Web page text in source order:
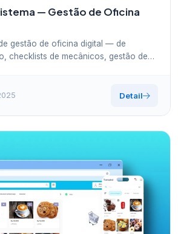
— Gestão de Oficina
gestão de oficina digital — de
checklists de mecânicos, gestão de
Detail